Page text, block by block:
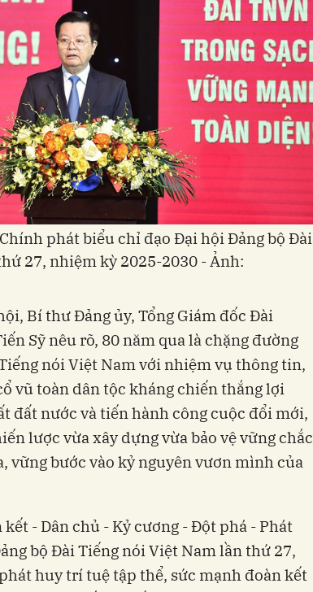
phát biểu chỉ đạo Đại hội Đảng bộ Đài
27, nhiệm kỳ 2025-2030 - Ảnh:
Bí thư Đảng ủy, Tổng Giám đốc Đài
Sỹ nêu rõ, 80 năm qua là chặng đường
nói Việt Nam với nhiệm vụ thông tin,
vũ toàn dân tộc kháng chiến thắng lợi
đất nước và tiến hành công cuộc đổi mới,
lược vừa xây dựng vừa bảo vệ vững chắc
vững bước vào kỷ nguyên vươn mình của
- Dân chủ - Kỷ cương - Đột phá - Phát
bộ Đài Tiếng nói Việt Nam lần thứ 27,
huy trí tuệ tập thể, sức mạnh đoàn kết